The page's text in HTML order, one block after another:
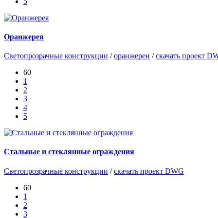
Оранжерея
Светопрозрачные конструкции /оранжереи /скачать проект
60
1
2
3
4
5
Стальные и стеклянные ограждения
Светопрозрачные конструкции /скачать проект DWG
60
1
2
3